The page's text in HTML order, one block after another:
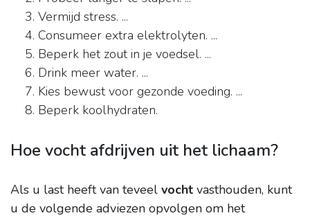
Vermijd stress. ...
Consumeer extra elektrolyten. ...
Beperk het zout in je voedsel. ...
Drink meer water. ...
Kies bewust voor gezonde voeding. ...
Beperk koolhydraten.
Hoe vocht afdrijven uit het lichaam?
Als u last heeft van teveel vocht vasthouden, kunt
u de volgende adviezen opvolgen om het